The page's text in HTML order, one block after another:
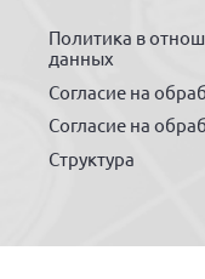
Политика в
данных
Согласие на
Согласие на
Структура